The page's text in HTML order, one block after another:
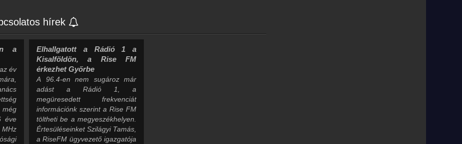
hírek
a
év
éve
Elhallgatott a Rádió 1 a
Kisalföldön, a Rise FM
érkezhet Győrbe
A 96.4-en nem sugároz már
adást a Rádió 1, a
megüresedett frekvenciát
információnk szerint a Rise FM
töltheti be a megyeszékhelyen.
Értesüléseinket Szilágyi Tamás,
a RiseFM ügyvezető igazgatója